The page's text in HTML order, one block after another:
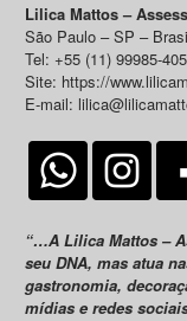
Lilica Mattos –
São Paulo – SP –
Tel: +55 (11) 99985-
Site: https://
E-mail:
“…A Lilica Mattos –
seu DNA, mas atua
gastronomia,
mídias e redes